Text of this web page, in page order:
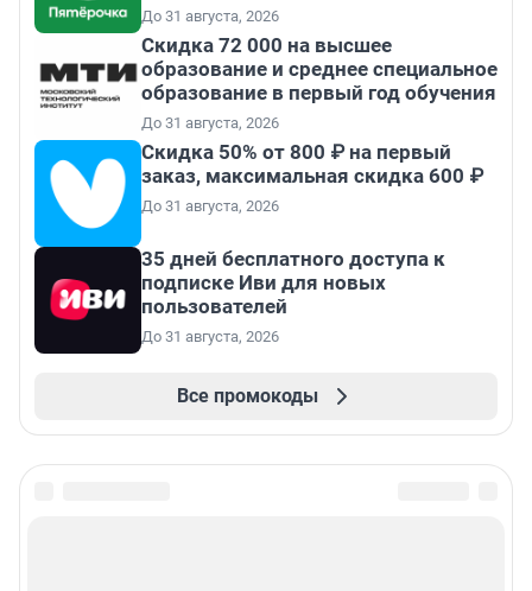
До 31 августа, 2026
Скидка 72 000 на высшее
образование и среднее специальное
образование в первый год обучения
До 31 августа, 2026
Скидка 50% от 800 ₽ на первый
заказ, максимальная скидка 600 ₽
До 31 августа, 2026
35 дней бесплатного доступа к
подписке Иви для новых
пользователей
До 31 августа, 2026
Все промокоды